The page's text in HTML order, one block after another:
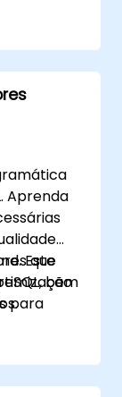
Aprenda
Este
para
que
bem